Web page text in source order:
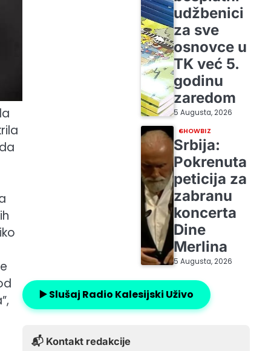
udžbenici
za sve
osnovce u
TK već 5.
godinu
zaredom
5 Augusta, 2026
SHOWBIZ
Srbija:
Pokrenuta
peticija za
zabranu
koncerta
Dine
Merlina
5 Augusta, 2026
▶️ Slušaj Radio Kalesijski Uživo
📬 Kontakt redakcije